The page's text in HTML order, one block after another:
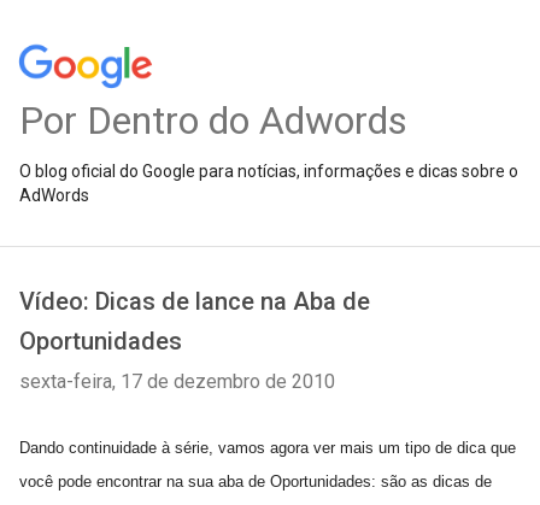
Por Dentro do Adwords
O blog oficial do Google para notícias, informações e dicas sobre o
AdWords
Vídeo: Dicas de lance na Aba de
Oportunidades
sexta-feira, 17 de dezembro de 2010
Dando continuidade à série, vamos agora ver mais um tipo de dica que
você pode encontrar na sua aba de Oportunidades: são as dicas de